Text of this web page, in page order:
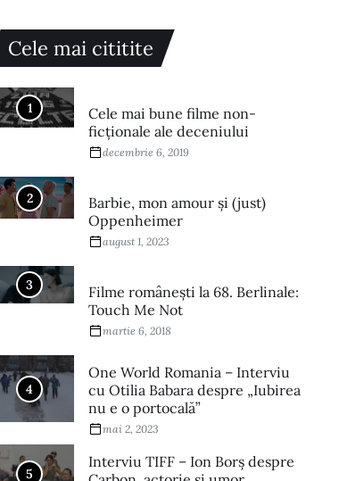
Cele mai cititite
1
Cele mai bune filme non-
ficționale ale deceniului
decembrie 6, 2019
2
Barbie, mon amour și (just)
Oppenheimer
august 1, 2023
3
Filme româneşti la 68. Berlinale:
Touch Me Not
martie 6, 2018
4
One World Romania – Interviu
cu Otilia Babara despre „Iubirea
nu e o portocală”
mai 2, 2023
5
Interviu TIFF – Ion Borș despre